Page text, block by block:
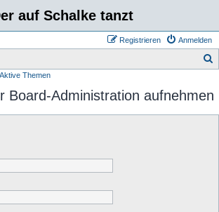
auf Schalke tanzt
Anmelden
Registrieren
Aktive Themen
Board-Administration aufnehmen